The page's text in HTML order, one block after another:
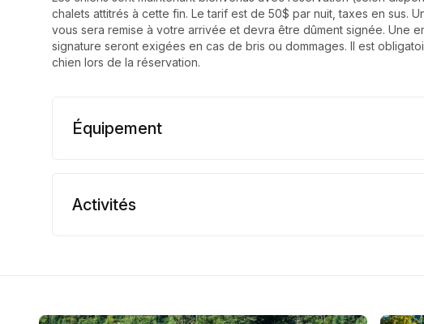
chalets attitrés à cette fin. Le tarif est de 50$ par nuit, taxes en sus.
vous sera remise à votre arrivée et devra être dûment signée. Une
signature seront exigées en cas de bris ou dommages. Il est
chien lors de la réservation.
Équipement
Activités